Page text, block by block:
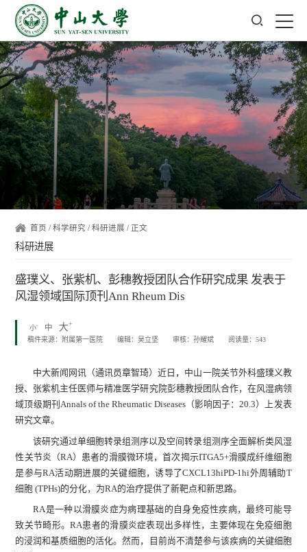
首页 / 科学研究 / 科研进展 / 正文
科研进展
盛璞义、张紫机、彭穗教授团队合作研究成果 发表于
风湿领域国际顶刊Ann Rheum Dis
小- 中 大+
稿件来源：附属第一医院 编辑：吴立坚 审核：孙耀斌 阅读量： 543
中大新闻网讯（通讯员章智琦）近日，中山一院关节外科盛璞义教
授、张紫机主任医师与精准医学研究院彭穗教授团队合作，在风湿病领
域顶级期刊Annals of the Rheumatic Diseases（影响因子：20.3）上发表
研究文章。
该研究通过单细胞转录组测序以及空间转录组测序全面解析类风湿
性关节炎（RA）患者的滑膜微环境，首次揭示ITGA5+滑膜成纤维细胞
是参与RA活动期进展的关键细胞，诱导了CXCL13hiPD-1hi外周辅助T
细胞 (TPHs)的分化，为RA的治疗提供了新靶点和新思路。
RA是一种以滑膜炎症为病理基础的自身免疫性疾病，最终可能导
致关节畸形。RA患者的滑膜炎症表现出多样性，主要体现在免疫细胞
的浸润和基质细胞的活化。然而，目前尚不清楚参与该疾病的关键细胞